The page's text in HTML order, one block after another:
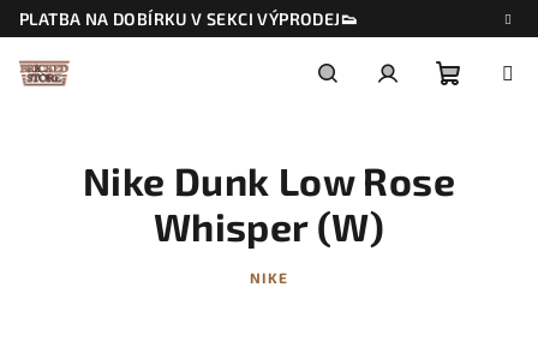
Přejít
na
obsah
PLATBA NA DOBÍRKU V SEKCI VÝPRODEJ👟
košík
Nike Dunk Low Rose
Whisper (W)
NIKE